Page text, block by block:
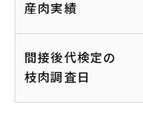
産肉実績
間接後代検定の
枝肉調査日